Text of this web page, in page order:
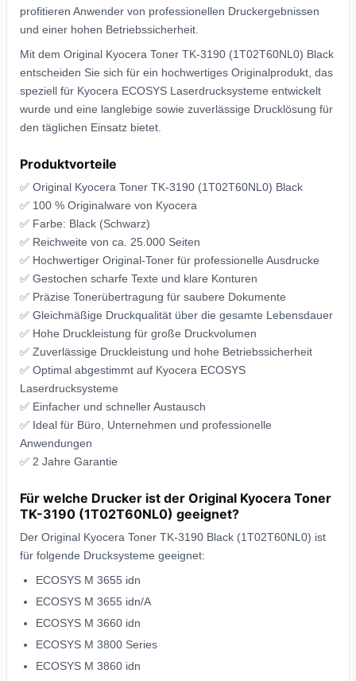
profitieren Anwender von professionellen Druckergebnissen
und einer hohen Betriebssicherheit.
Mit dem Original Kyocera Toner TK-3190 (1T02T60NL0) Black
entscheiden Sie sich für ein hochwertiges Originalprodukt, das
speziell für Kyocera ECOSYS Laserdrucksysteme entwickelt
wurde und eine langlebige sowie zuverlässige Drucklösung für
den täglichen Einsatz bietet.
Produktvorteile
✅ Original Kyocera Toner TK-3190 (1T02T60NL0) Black
✅ 100 % Originalware von Kyocera
✅ Farbe: Black (Schwarz)
✅ Reichweite von ca. 25.000 Seiten
✅ Hochwertiger Original-Toner für professionelle Ausdrucke
✅ Gestochen scharfe Texte und klare Konturen
✅ Präzise Tonerübertragung für saubere Dokumente
✅ Gleichmäßige Druckqualität über die gesamte Lebensdauer
✅ Hohe Druckleistung für große Druckvolumen
✅ Zuverlässige Druckleistung und hohe Betriebssicherheit
✅ Optimal abgestimmt auf Kyocera ECOSYS
Laserdrucksysteme
✅ Einfacher und schneller Austausch
✅ Ideal für Büro, Unternehmen und professionelle
Anwendungen
✅ 2 Jahre Garantie
Für welche Drucker ist der Original Kyocera Toner
TK-3190 (1T02T60NL0) geeignet?
Der Original Kyocera Toner TK-3190 Black (1T02T60NL0) ist
für folgende Drucksysteme geeignet:
ECOSYS M 3655 idn
ECOSYS M 3655 idn/A
ECOSYS M 3660 idn
ECOSYS M 3800 Series
ECOSYS M 3860 idn